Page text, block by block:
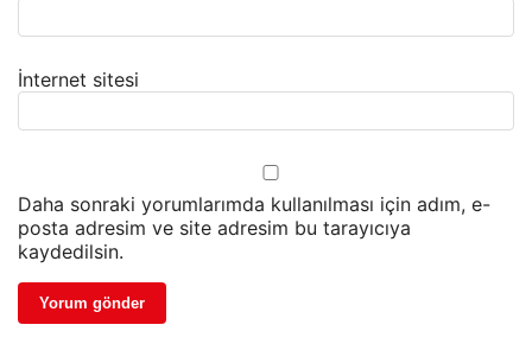
İnternet sitesi
Daha sonraki yorumlarımda kullanılması için adım, e-
posta adresim ve site adresim bu tarayıcıya
kaydedilsin.